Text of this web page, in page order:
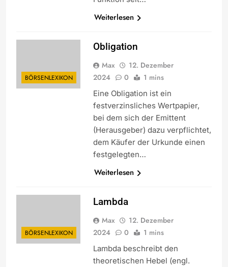
Weiterlesen
BÖRSENLEXIKON
Obligation
Max
12. Dezember
2024
0 1 mins
Eine Obligation ist ein
festverzinsliches Wertpapier,
bei dem sich der Emittent
(Herausgeber) dazu verpflichtet,
dem Käufer der Urkunde einen
festgelegten…
Weiterlesen
BÖRSENLEXIKON
Lambda
Max
12. Dezember
2024
0 1 mins
Lambda beschreibt den
theoretischen Hebel (engl.